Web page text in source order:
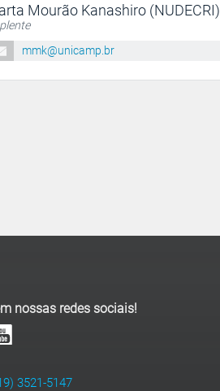
Mourão Kanashiro (NUDECRI)
mmk@unicamp.br
nossas redes sociais!
3521-5147